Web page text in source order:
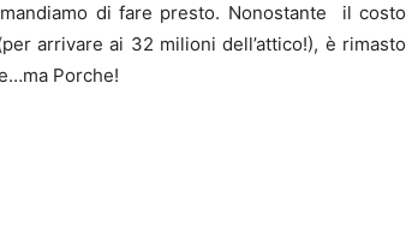
di fare presto. Nonostante il costo
arrivare ai 32 milioni dell’attico!), è rimasto
Porche!